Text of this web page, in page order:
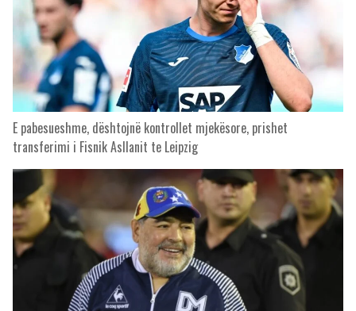
E pabesueshme, dështojnë kontrollet mjekësore, prishet
transferimi i Fisnik Asllanit te Leipzig